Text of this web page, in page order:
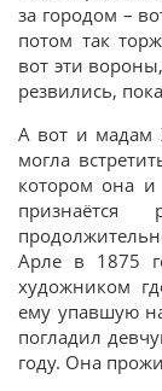
за городом –
потом так
вот эти
резвились,
А вот и мадам
могла
котором она
Арле в 1875
художником
ему упавшую
погладил
году. Она